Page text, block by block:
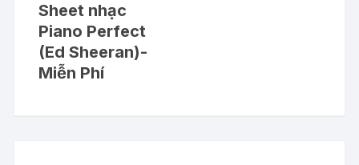
Sheet nhạc
Piano Perfect
(Ed Sheeran)-
Miễn Phí